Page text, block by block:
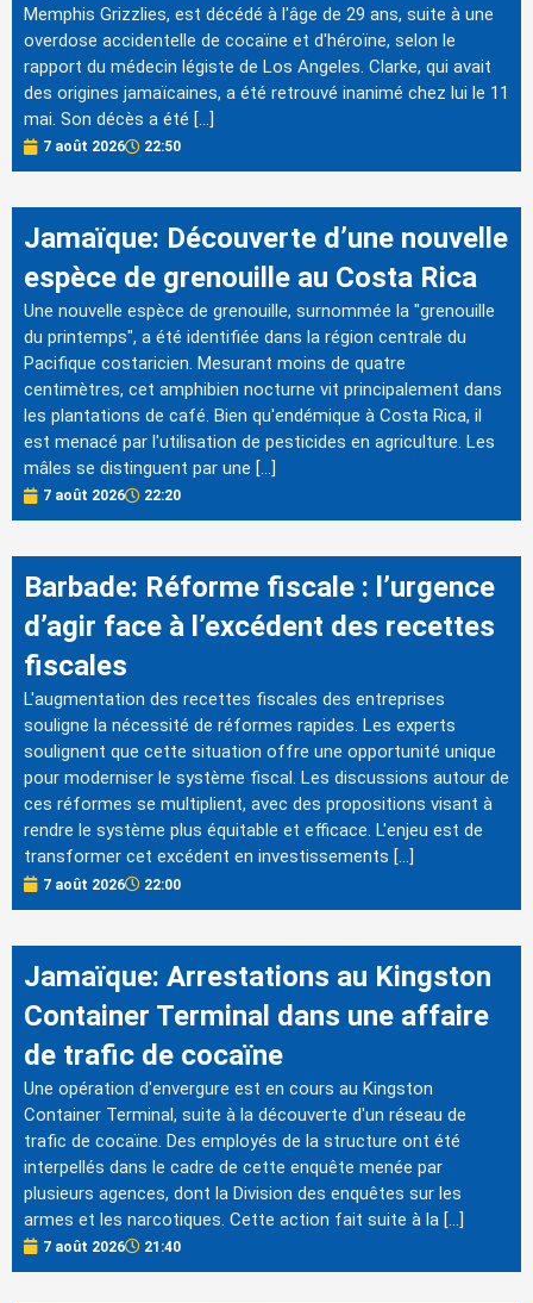
Memphis Grizzlies, est décédé à l'âge de 29 ans, suite à une
overdose accidentelle de cocaïne et d'héroïne, selon le
rapport du médecin légiste de Los Angeles. Clarke, qui avait
des origines jamaïcaines, a été retrouvé inanimé chez lui le 11
mai. Son décès a été […]
7 août 2026 22:50
Jamaïque: Découverte d’une nouvelle
espèce de grenouille au Costa Rica
Une nouvelle espèce de grenouille, surnommée la "grenouille
du printemps", a été identifiée dans la région centrale du
Pacifique costaricien. Mesurant moins de quatre
centimètres, cet amphibien nocturne vit principalement dans
les plantations de café. Bien qu'endémique à Costa Rica, il
est menacé par l'utilisation de pesticides en agriculture. Les
mâles se distinguent par une […]
7 août 2026 22:20
Barbade: Réforme fiscale : l’urgence
d’agir face à l’excédent des recettes
fiscales
L'augmentation des recettes fiscales des entreprises
souligne la nécessité de réformes rapides. Les experts
soulignent que cette situation offre une opportunité unique
pour moderniser le système fiscal. Les discussions autour de
ces réformes se multiplient, avec des propositions visant à
rendre le système plus équitable et efficace. L'enjeu est de
transformer cet excédent en investissements […]
7 août 2026 22:00
Jamaïque: Arrestations au Kingston
Container Terminal dans une affaire
de trafic de cocaïne
Une opération d'envergure est en cours au Kingston
Container Terminal, suite à la découverte d'un réseau de
trafic de cocaïne. Des employés de la structure ont été
interpellés dans le cadre de cette enquête menée par
plusieurs agences, dont la Division des enquêtes sur les
armes et les narcotiques. Cette action fait suite à la […]
7 août 2026 21:40